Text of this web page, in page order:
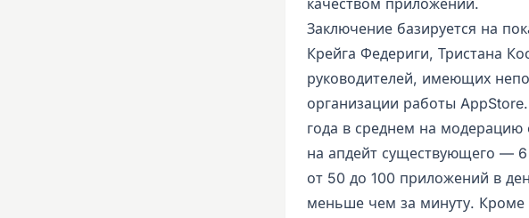
качеством приложений.
Заключение базируется на
Крейга Федериги, Тристана
руководителей, имеющих
организации работы
года в среднем на модерацию
на апдейт существующего —
от 50 до 100 приложений в
меньше чем за минуту. Кроме